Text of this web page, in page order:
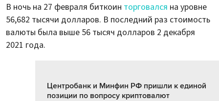
В ночь на 27 февраля биткоин торговался на уровне
56,682 тысячи долларов. В последний раз стоимость
валюты была выше 56 тысяч долларов 2 декабря
2021 года.
Центробанк и Минфин РФ пришли к единой
позиции по вопросу криптовалют